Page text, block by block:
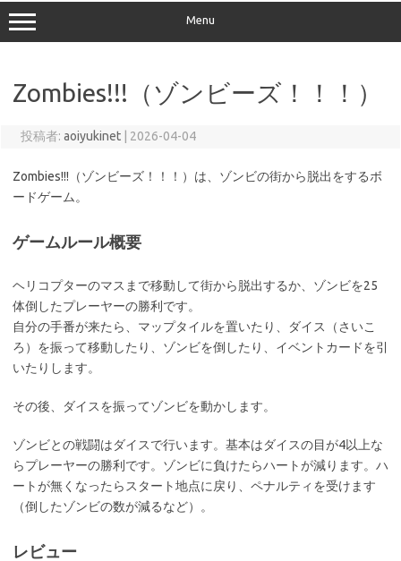
Menu
Zombies!!!（ゾンビーズ！！！）
投稿者: aoiyukinet 2026-04-04
Zombies!!!（ゾンビーズ！！！）は、ゾンビの街から脱出をするボ
ードゲーム。
ゲームルール概要
ヘリコプターのマスまで移動して街から脱出するか、ゾンビを25
体倒したプレーヤーの勝利です。
自分の手番が来たら、マップタイルを置いたり、ダイス（さいこ
ろ）を振って移動したり、ゾンビを倒したり、イベントカードを引
いたりします。
その後、ダイスを振ってゾンビを動かします。
ゾンビとの戦闘はダイスで行います。基本はダイスの目が4以上な
らプレーヤーの勝利です。ゾンビに負けたらハートが減ります。ハ
ートが無くなったらスタート地点に戻り、ペナルティを受けます
（倒したゾンビの数が減るなど）。
レビュー